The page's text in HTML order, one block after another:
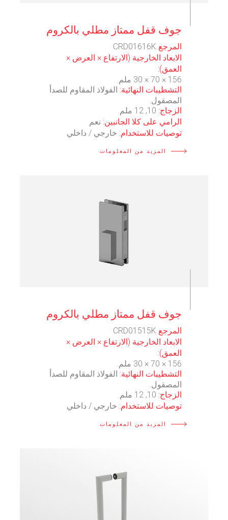
جوف قفل ممتاز مطلي بالكروم
المرجع
الابعاد الخارجية (الارتفاع × العرض ×
العمق):
156 × 70 × 30 ملم.
التشطيبات النهائية: الفولاذ المقاوم للصدأ
المصقول.
الزجاج:
الرامي على كلا الجانبين: نعم
توصيات للاستخدام: خارجي / داخلي
المزيد من المعلومات
جوف قفل ممتاز مطلي بالكروم
المرجع
الابعاد الخارجية (الارتفاع × العرض ×
العمق):
156 × 70 × 30 ملم.
التشطيبات النهائية: الفولاذ المقاوم للصدأ
المصقول.
الزجاج:
توصيات للاستخدام: خارجي / داخلي
المزيد من المعلومات